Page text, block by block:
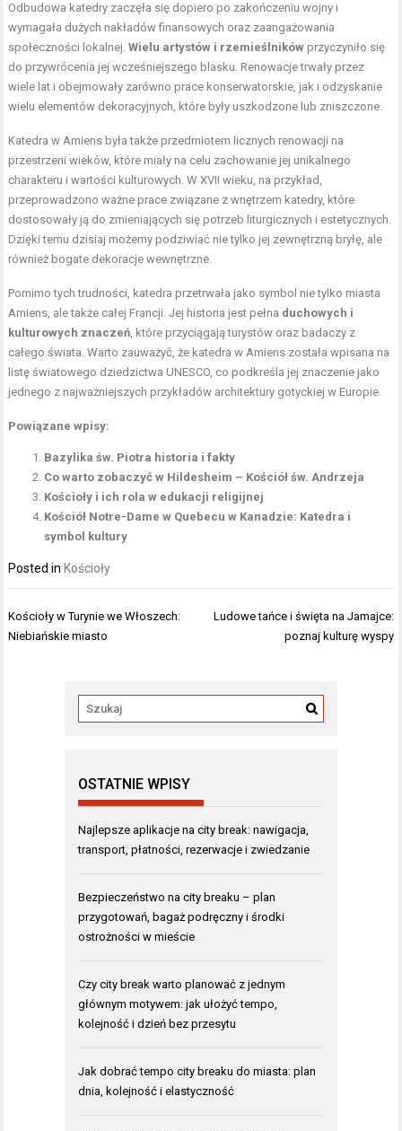
Odbudowa katedry zaczęła się dopiero po zakończeniu wojny i
wymagała dużych nakładów finansowych oraz zaangażowania
społeczności lokalnej.Wielu artystów i rzemieślników przyczyniło się
do przywrócenia jej wcześniejszego blasku. Renowacje trwały przez
wiele lat i obejmowały zarówno prace konserwatorskie, jak i odzyskanie
wielu elementów dekoracyjnych, które były uszkodzone lub zniszczone.
Katedra w Amiens była także przedmiotem licznych renowacji na
przestrzeni wieków, które miały na celu zachowanie jej unikalnego
charakteru i wartości kulturowych. W XVII wieku, na przykład,
przeprowadzono ważne prace związane z wnętrzem katedry, które
dostosowały ją do zmieniających się potrzeb liturgicznych i estetycznych.
Dzięki temu dzisiaj możemy podziwiać nie tylko jej zewnętrzną bryłę, ale
również bogate dekoracje wewnętrzne.
Pomimo tych trudności, katedra przetrwała jako symbol nie tylko miasta
Amiens, ale także całej Francji. Jej historia jest pełna duchowych i
kulturowych znaczeń, które przyciągają turystów oraz badaczy z
całego świata. Warto zauważyć, że katedra w Amiens została wpisana na
listę światowego dziedzictwa UNESCO, co podkreśla jej znaczenie jako
jednego z najważniejszych przykładów architektury gotyckiej w Europie.
Powiązane wpisy:
Bazylika św. Piotra historia i fakty
Co warto zobaczyć w Hildesheim – Kościół św. Andrzeja
Kościoły i ich rola w edukacji religijnej
Kościół Notre-Dame w Quebecu w Kanadzie: Katedra i
symbol kultury
Posted in Kościoły
Nawigacja
wpisu
Kościoły w Turynie we Włoszech:
Niebiańskie miasto
Ludowe tańce i święta na Jamajce:
poznaj kulturę wyspy
OSTATNIE WPISY
Najlepsze aplikacje na city break: nawigacja,
transport, płatności, rezerwacje i zwiedzanie
Bezpieczeństwo na city breaku – plan
przygotowań, bagaż podręczny i środki
ostrożności w mieście
Czy city break warto planować z jednym
głównym motywem: jak ułożyć tempo,
kolejność i dzień bez przesytu
Jak dobrać tempo city breaku do miasta: plan
dnia, kolejność i elastyczność